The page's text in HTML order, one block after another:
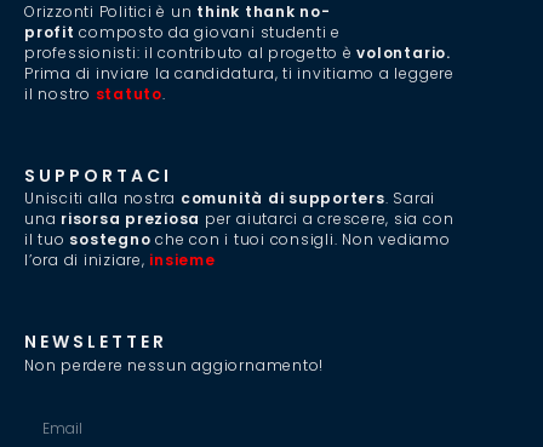
Orizzonti Politici è un think thank no-
profit composto da giovani studenti e
professionisti: il contributo al progetto èvolontario.
Prima di inviare la candidatura, ti invitiamo a leggere
il nostro statuto.
SUPPORTACI
Unisciti alla nostra comunità di supporters. Sarai
una risorsa preziosa per aiutarci a crescere, sia con
il tuo sostegno che con i tuoi consigli. Non vediamo
l’ora di iniziare, insieme
NEWSLETTER
Non perdere nessun aggiornamento!